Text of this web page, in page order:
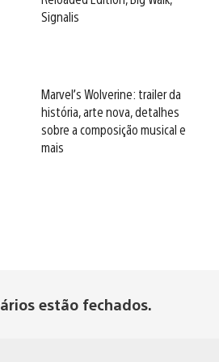
Signalis
Marvel’s Wolverine: trailer da
história, arte nova, detalhes
sobre a composição musical e
mais
estão fechados.